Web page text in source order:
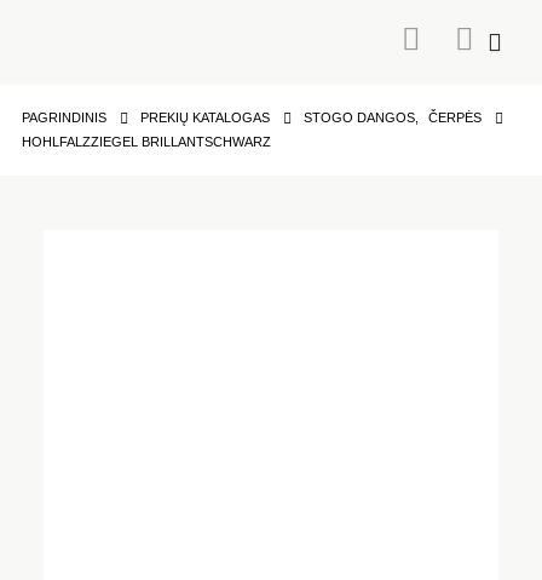
PAGRINDINIS PREKIŲ KATALOGAS STOGO DANGOS,
ČERPĖS
HOHLFALZZIEGEL BRILLANTSCHWARZ